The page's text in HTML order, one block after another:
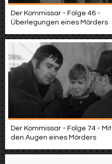
Der Kommissar - Folge 46 -
Überlegungen eines Mörders
Der Kommissar - Folge 74 - Mit
den Augen eines Mörders